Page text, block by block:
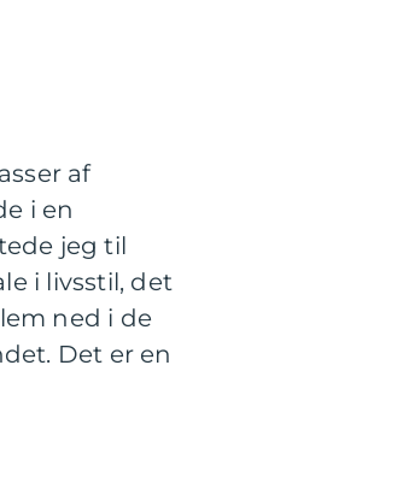
af
i en
jeg til
i livsstil, det
ned i de
Det er en